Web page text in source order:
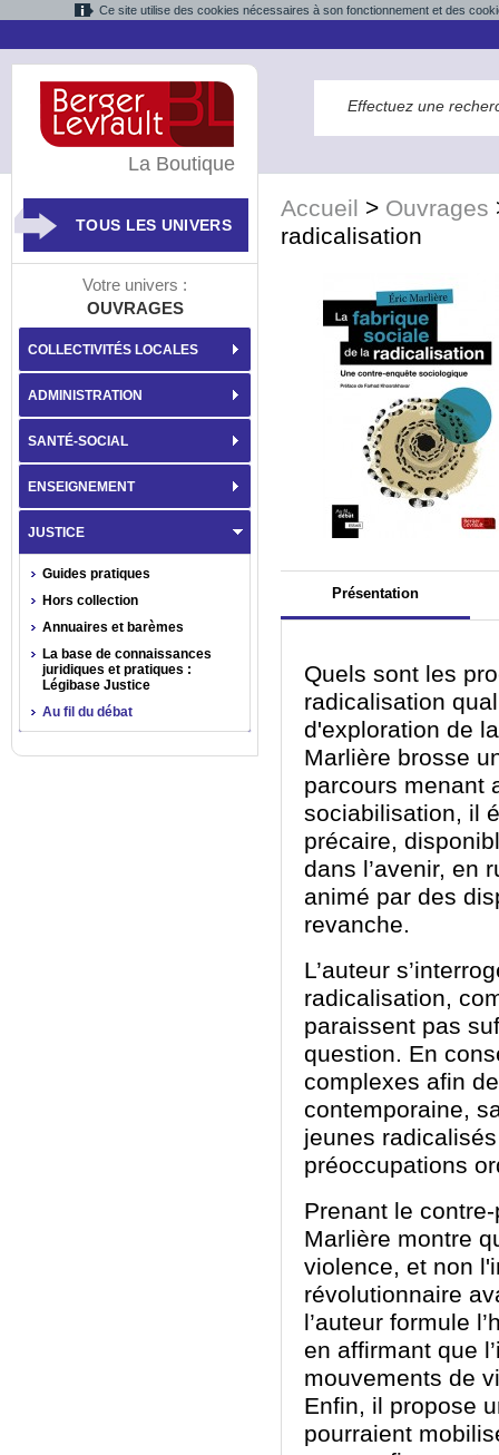
Ce site utilise des cookies nécessaires à son fonctionnement et des
Accueil > Ouvrages
radicalisation
Présentation
Quels sont les
radicalisation
d'exploration de
Marlière brosse
parcours menant
sociabilisation, il
précaire,
dans l’avenir, en
animé par des
revanche.
L’auteur
radicalisation,
paraissent pas
question. En
complexes afin
contemporaine,
jeunes
préoccupations
Prenant le
Marlière montre
violence, et non
révolutionnaire
l’auteur formule
en affirmant que
mouvements de
Enfin, il propose
pourraient
La Boutique
TOUS LES UNIVERS
Votre univers :
OUVRAGES
COLLECTIVITÉS LOCALES
ADMINISTRATION
SANTÉ-SOCIAL
ENSEIGNEMENT
JUSTICE
Guides pratiques
Hors collection
Annuaires et barèmes
La base de connaissances
juridiques et pratiques :
Légibase Justice
Au fil du débat